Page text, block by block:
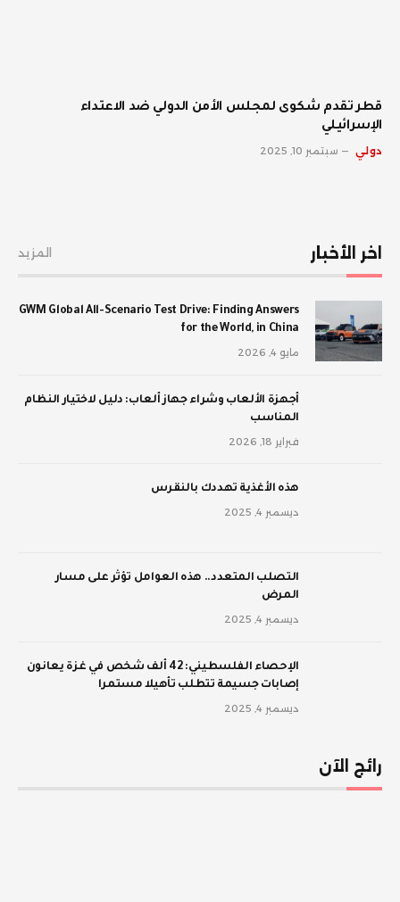
قطر تقدم شكوى لمجلس الأمن الدولي ضد الاعتداء
الإسرائيلي
دولي سبتمبر 10, 2025
اخر الأخبار المزيد
GWM Global All-Scenario Test Drive: Finding Answers
for the World, in China
مايو 4, 2026
أجهزة الألعاب وشراء جهاز ألعاب: دليل لاختيار النظام
المناسب
فبراير 18, 2026
‫هذه الأغذية تهددك بالنقرس
ديسمبر 4, 2025
‫التصلب المتعدد.. هذه العوامل تؤثر على مسار
المرض
ديسمبر 4, 2025
الإحصاء الفلسطيني: 42 ألف شخص في غزة يعانون
إصابات جسيمة تتطلب تأهيلا مستمرا
ديسمبر 4, 2025
رائج الآن